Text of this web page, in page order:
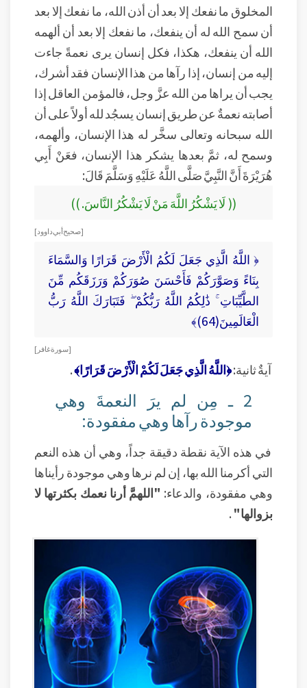
المخلوق ما نفعك إلا بعد أن أذن الله، ما نفعك إلا بعد
أن سمح الله له أن ينفعك، ما نفعك إلا بعد أن ألهمه
الله أن ينفعك، هكذا، فكل إنسان يرى نعمةً جاءت
إليه من إنسان، إذا رآها من هذا الإنسان فقد أشرك،
يجب أن يراها من الله عزَّ وجل، فالمؤمن العاقل إذا
أصابته نعمةٌ عن طريق إنسان يسجُد لله أولاً على أن
الله سبحانه وتعالى سخَّر له هذا الإنسان، وألهمه،
وسمح له، ثمَّ بعدها يشكر هذا الإنسان، فعَنْ أَبِي
هُرَيْرَةَ أَنَّ النَّبِيَّ صَلَّى اللَّهُ عَلَيْهِ وَسَلَّمَ قَالَ:
(( لَا يَشْكُرُ اللَّهَ مَنْ لَا يَشْكُرُ النَّاسَ. ))
[ صحيح أبي داوود ]
﴿ اللَّهُ الَّذِي جَعَلَ لَكُمُ الْأَرْضَ قَرَارًا وَالسَّمَاءَ
بِنَاءً وَصَوَّرَكُمْ فَأَحْسَنَ صُوَرَكُمْ وَرَزَقَكُم مِّنَ
الطَّيِّبَاتِ ۚ ذَٰلِكُمُ اللَّهُ رَبُّكُمْ ۖ فَتَبَارَكَ اللَّهُ رَبُّ
الْعَالَمِينَ(64)﴾
[ سورة غافر ]
آيةٌ ثانية:﴿اللَّهُ الَّذِي جَعَلَ لَكُمْ الْأَرْضَ قَرَارًا﴾.
2 ـ مِن لم يرَ النعمةَ وهي
موجودة رآها وهي مفقودة:
في هذه الآية نقطة دقيقة جداً، وهي أن هذه النعم
التي أكرمنا الله بها، إن لم نرها وهي موجودة رأيناها
وهي مفقودة، والدعاء: "اللهمَّ أرنا نعمك بكثرتها لا
بزوالها".